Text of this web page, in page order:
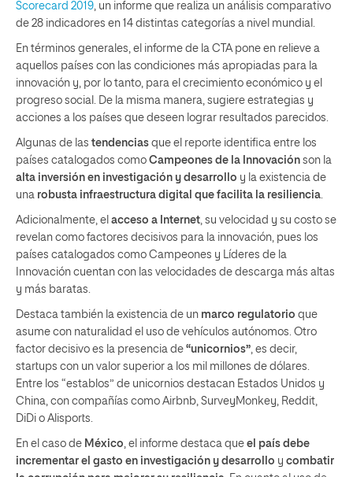
Scorecard 2019, un informe que realiza un análisis comparativo
de 28 indicadores en 14 distintas categorías a nivel mundial.
En términos generales, el informe de la CTA pone en relieve a
aquellos países con las condiciones más apropiadas para la
innovación y, por lo tanto, para el crecimiento económico y el
progreso social. De la misma manera, sugiere estrategias y
acciones a los países que deseen lograr resultados parecidos.
Algunas de las tendencias que el reporte identifica entre los
países catalogados como Campeones de la Innovación son la
alta inversión en investigación y desarrollo y la existencia de
una robusta infraestructura digital que facilita la resiliencia.
Adicionalmente, el acceso a Internet, su velocidad y su costo se
revelan como factores decisivos para la innovación, pues los
países catalogados como Campeones y Líderes de la
Innovación cuentan con las velocidades de descarga más altas
y más baratas.
Destaca también la existencia de un marco regulatorio que
asume con naturalidad el uso de vehículos autónomos. Otro
factor decisivo es la presencia de “unicornios”, es decir,
startups con un valor superior a los mil millones de dólares.
Entre los “establos” de unicornios destacan Estados Unidos y
China, con compañías como Airbnb, SurveyMonkey, Reddit,
DiDi o Alisports.
En el caso de México, el informe destaca que el país debe
incrementar el gasto en investigación y desarrollo y combatir